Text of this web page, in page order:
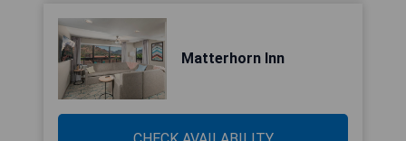
Matterhorn Inn